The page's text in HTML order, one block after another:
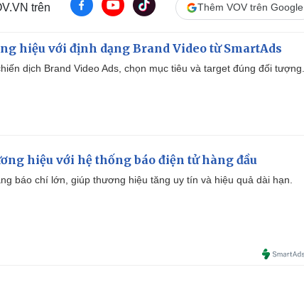
m
trên Thêm VOV trên Google
hiệu với định dạng Brand Video từ SmartAds
dịch Brand Video Ads, chọn mục tiêu và target đúng đối tượng.
hiệu với hệ thống báo điện tử hàng đầu
báo chí lớn, giúp thương hiệu tăng uy tín và hiệu quả dài hạn.